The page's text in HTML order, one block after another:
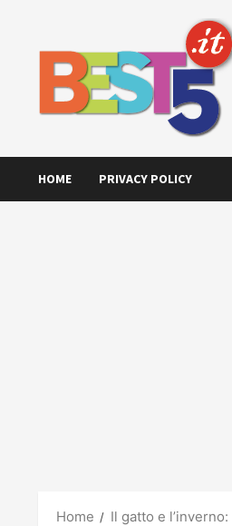
HOME PRIVACY POLICY
Home Il gatto e